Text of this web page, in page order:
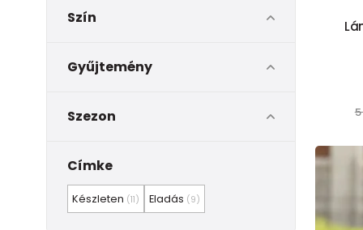
Szín
Gyűjtemény
Szezon
Címke
Készleten (11) Eladás (9)